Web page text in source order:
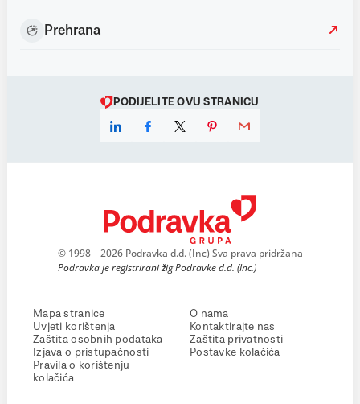
Prehrana
PODIJELITE OVU STRANICU
© 1998 – 2026 Podravka d.d. (Inc) Sva prava pridržana
Podravka je registrirani žig Podravke d.d. (Inc.)
Mapa stranice
Uvjeti korištenja
Zaštita osobnih podataka
Izjava o pristupačnosti
Pravila o korištenju
kolačića
O nama
Kontaktirajte nas
Zaštita privatnosti
Postavke kolačića